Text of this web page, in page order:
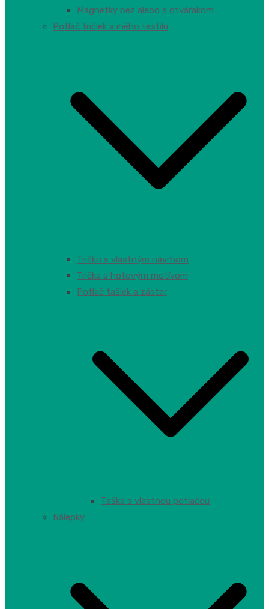
Magnetky bez alebo s otvárakom
Potlač tričiek a iného textilu
Tričko s vlastným návrhom
Trička s hotovým motívom
Potlač tašiek a záster
Taška s vlastnou potlačou
Nálepky